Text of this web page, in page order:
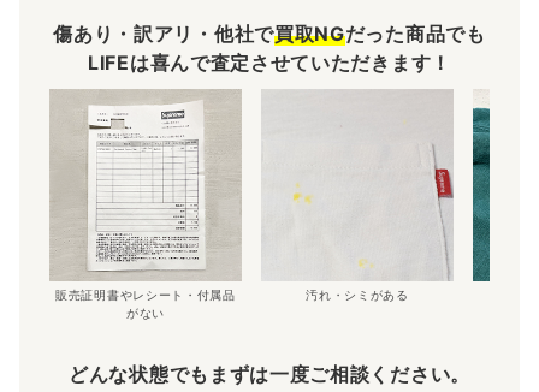
傷あり・訳アリ・他社で買取NGだった商品でも
LIFEは喜んで査定させていただきます！
販売証明書やレシート・付属品
がない
汚れ・シミがある
どんな状態でもまずは一度ご相談ください。